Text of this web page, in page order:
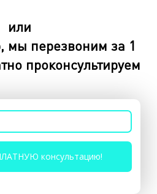
или
мы перезвоним за 1
проконсультируем